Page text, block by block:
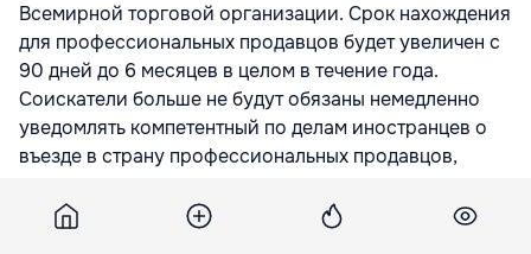
Всемирной торговой организации. Срок нахождения
для профессиональных продавцов будет увеличен с
90 дней до 6 месяцев в целом в течение года.
Соискатели больше не будут обязаны немедленно
уведомлять компетентный по делам иностранцев о
въезде в страну профессиональных продавцов,
профессионалов, если они будут находиться в